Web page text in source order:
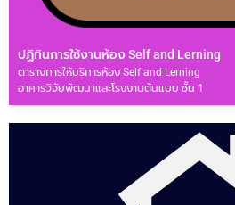
ปฏิทินการใช้งานห้อง Self and Lerning
ตารางการให้บริการห้อง Self and Lerning
อาคารวิจัยพัฒนาและโรงงานต้นแบบ ชั้น 1